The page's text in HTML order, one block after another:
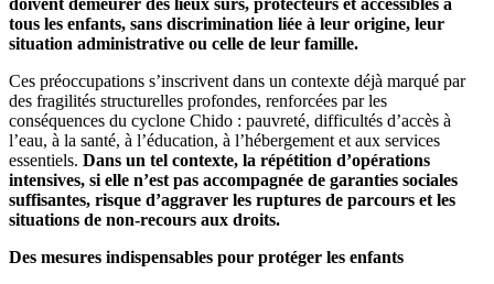
doivent demeurer des lieux sûrs, protecteurs et accessibles à
tous les enfants, sans discrimination liée à leur origine, leur
situation administrative ou celle de leur famille.
Ces préoccupations s’inscrivent dans un contexte déjà marqué par
des fragilités structurelles profondes, renforcées par les
conséquences du cyclone Chido : pauvreté, difficultés d’accès à
l’eau, à la santé, à l’éducation, à l’hébergement et aux services
essentiels. Dans un tel contexte, la répétition d’opérations
intensives, si elle n’est pas accompagnée de garanties sociales
suffisantes, risque d’aggraver les ruptures de parcours et les
situations de non-recours aux droits.
Des mesures indispensables pour protéger les enfants